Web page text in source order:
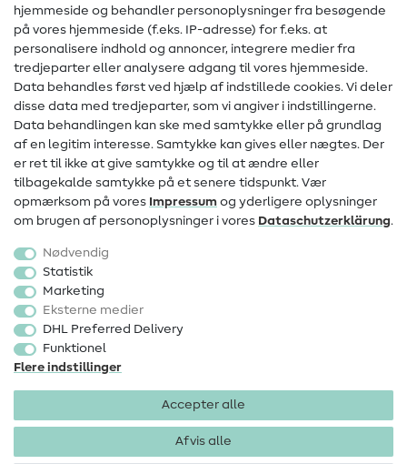
Hjælp & kontakt
Kontakt
Information om ændring af operatør
FAQ
Fortrydelsesret
Populært
Sytilbehør
Udsalg
hjemmeside og behandler personoplysninger fra besøgende
på vores hjemmeside (f.eks. IP-adresse) for f.eks. at
personalisere indhold og annoncer, integrere medier fra
tredjeparter eller analysere adgang til vores hjemmeside.
Data behandles først ved hjælp af indstillede cookies. Vi deler
disse data med tredjeparter, som vi angiver i indstillingerne.
Data behandlingen kan ske med samtykke eller på grundlag
af en legitim interesse. Samtykke kan gives eller nægtes. Der
er ret til ikke at give samtykke og til at ændre eller
tilbagekalde samtykke på et senere tidspunkt. Vær
opmærksom på vores Impressum og yderligere oplysninger
om brugen af personoplysninger i vores Data­schutz­erklärung.
Nødvendig
Statistik
Marketing
Eksterne medier
DHL Preferred Delivery
Funktionel
Flere indstillinger
Accepter alle
Afvis alle
Impressum Databeskyttelse
AGB